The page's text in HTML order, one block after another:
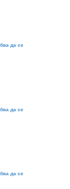
да се
да се
да се